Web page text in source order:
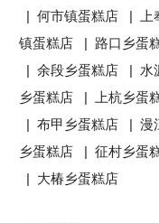
|何市镇蛋糕店 |
镇蛋糕店 | 路口乡
|余段乡蛋糕店 |
乡蛋糕店 |
上杭乡
|布甲乡蛋糕店 |漫
乡蛋糕店 |征村乡蛋
| 大椿乡蛋糕店